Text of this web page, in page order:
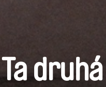
Ta druhá